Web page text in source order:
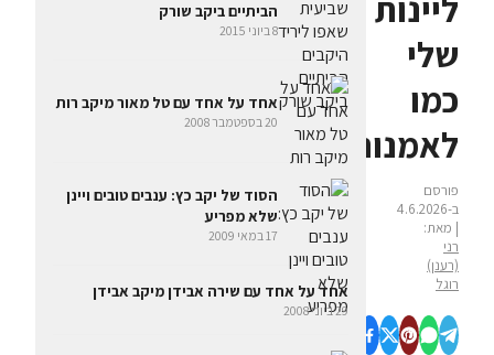
שלי
כמו
לאמנות"
פורסם
ב-4.6.2026
| מאת:
רני
(רענן)
רוגל
הביתיים ביקב שורק
8 ביוני 2015
אחד על אחד עם טל מאור מיקב רות
20 בספטמבר 2008
הסוד של יקב כץ: ענבים טובים ויינן
שלא מפריע
17 במאי 2009
אחד על אחד עם שירה אבידן מיקב אבידן
29 ביוני 2008